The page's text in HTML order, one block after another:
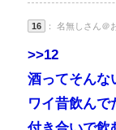
16 ： 名無しさん＠
>>12
酒ってそんな
ワイ昔飲んで